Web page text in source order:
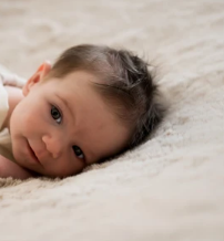
Kind/Pony Mini-Shooting
Babyfotografin Bern